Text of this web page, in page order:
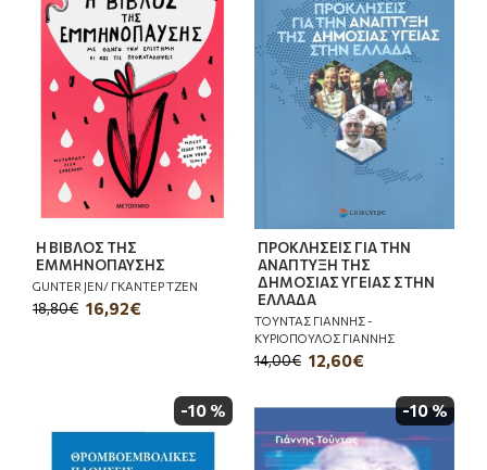
Η ΒΙΒΛΟΣ ΤΗΣ
ΕΜΜΗΝΟΠΑΥΣΗΣ
GUNTER JEN/ ΓΚΑΝΤΕΡ ΤΖΕΝ
16,92€
18,80€
ΠΡΟΚΛΗΣΕΙΣ ΓΙΑ ΤΗΝ
ΑΝΑΠΤΥΞΗ ΤΗΣ
ΔΗΜΟΣΙΑΣ ΥΓΕΙΑΣ ΣΤΗΝ
ΕΛΛΑΔΑ
ΤΟΥΝΤΑΣ ΓΙΑΝΝΗΣ -
ΚΥΡΙΟΠΟΥΛΟΣ ΓΙΑΝΝΗΣ
12,60€
14,00€
-10 % -10 %